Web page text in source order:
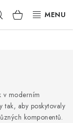
Hledat NÁKUPNÍ
KOŠÍK
v moderním
tak, aby poskytovaly
komponentů.